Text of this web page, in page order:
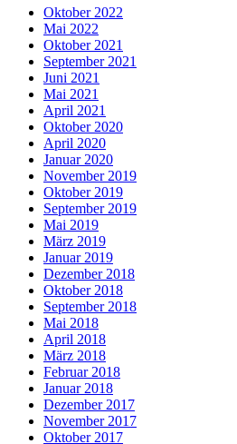
Oktober 2022
Mai 2022
Oktober 2021
September 2021
Juni 2021
Mai 2021
April 2021
Oktober 2020
April 2020
Januar 2020
November 2019
Oktober 2019
September 2019
Mai 2019
März 2019
Januar 2019
Dezember 2018
Oktober 2018
September 2018
Mai 2018
April 2018
März 2018
Februar 2018
Januar 2018
Dezember 2017
November 2017
Oktober 2017